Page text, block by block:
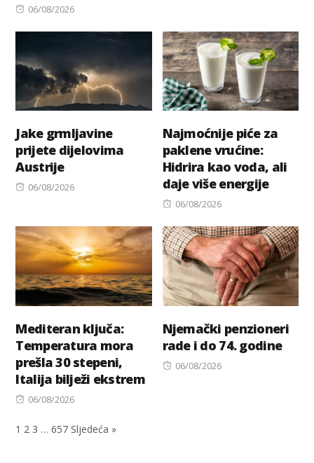
Posted
06/08/2026
Jake grmljavine
prijete dijelovima
Austrije
Posted
06/08/2026
Najmoćnije piće za
paklene vrućine:
Hidrira kao voda, ali
daje više energije
Posted
06/08/2026
Mediteran ključa:
Temperatura mora
prešla 30 stepeni,
Italija bilježi ekstrem
Posted
06/08/2026
Njemački penzioneri
rade i do 74. godine
Posted
06/08/2026
1 2 3 … 657 Sljedeća »